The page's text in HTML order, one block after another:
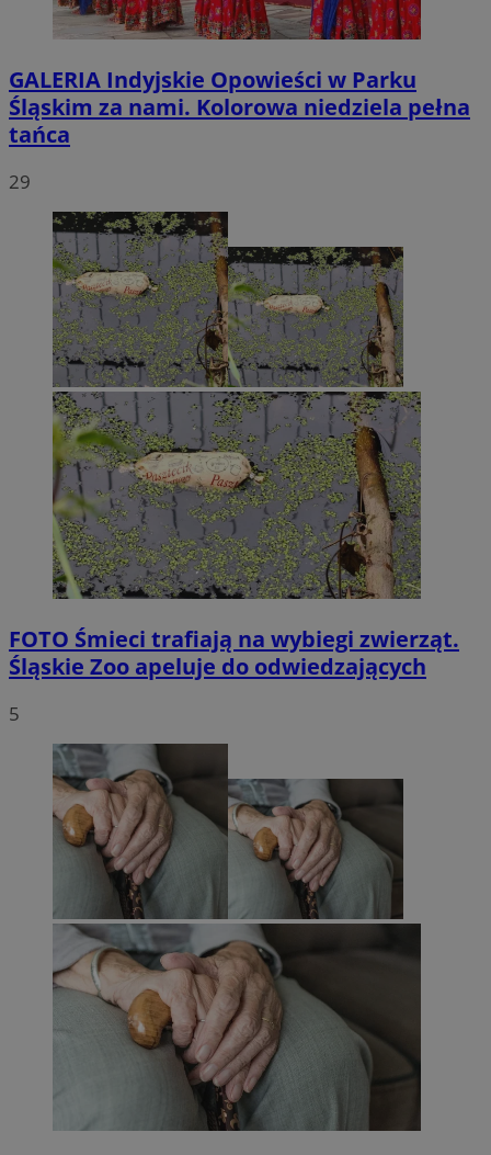
GALERIA Indyjskie Opowieści w Parku
Śląskim za nami. Kolorowa niedziela pełna
tańca
29
FOTO Śmieci trafiają na wybiegi zwierząt.
Śląskie Zoo apeluje do odwiedzających
5